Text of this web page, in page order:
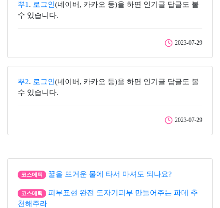
뿌1 . 로그인 (네이버, 카카오 등)을 하면 인기글 답글도 볼
수 있습니다.
2023-07-29
뿌2. 로그인 (네이버, 카카오 등)을 하면 인기글 답글도 볼
수 있습니다.
2023-07-29
코스메틱 꿀을 뜨거운 물에 타서 마셔도 되나요?
코스메틱
피부표현 완전 도자기피부 만들어주는 파데 추
천해주라